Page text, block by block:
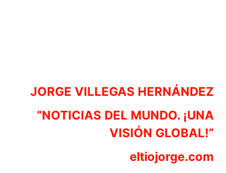
JORGE VILLEGAS HERNÁNDEZ
“NOTICIAS DEL MUNDO. ¡UNA
VISIÓN GLOBAL!”
eltiojorge.com